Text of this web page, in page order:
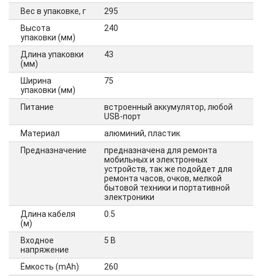
Вес в упаковке, г
295
Высота
упаковки (мм)
240
Длина упаковки
(мм)
43
Ширина
упаковки (мм)
75
Питание
встроенный аккумулятор, любой
USB-порт
Материал
алюминий, пластик
Предназначение
предназначена для ремонта
мобильных и электронных
устройств, так же подойдет для
ремонта часов, очков, мелкой
бытовой техники и портативной
электроники
Длина кабеля
(м)
0.5
Входное
напряжение
5 В
Ёмкость (mAh)
260